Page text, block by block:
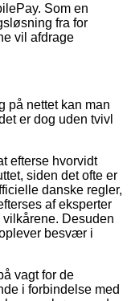
Som en
fra for
vil afdrage
på nettet kan man
er dog uden tvivl
efterse hvorvidt
siden det ofte er
danske regler,
af eksperter
Desuden
besvær i
vagt for de
i forbindelse med